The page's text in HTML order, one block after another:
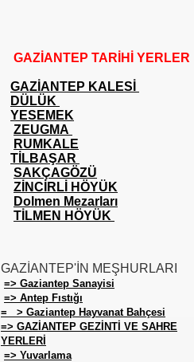
GAZİANTEP TARİHİ YERLER
GAZİANTEP KALESİ
DÜLÜK
YESEMEK
ZEUGMA
RUMKALE
TİLBAŞAR
SAKÇAGÖZÜ
ZİNCİRLİ HÖYÜK
Dolmen Mezarları
TİLMEN HÖYÜK
GAZİANTEP'İN MEŞHURLARI
=> Gaziantep Sanayisi
=> Antep Fıstığı
= > Gaziantep Hayvanat Bahçesi
=> GAZİANTEP GEZİNTİ VE SAHRE
YERLERİ
=> Yuvarlama